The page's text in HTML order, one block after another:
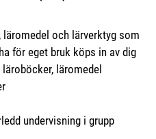
och lärverktyg som
för eget bruk köps in av dig
läromedel
i grupp